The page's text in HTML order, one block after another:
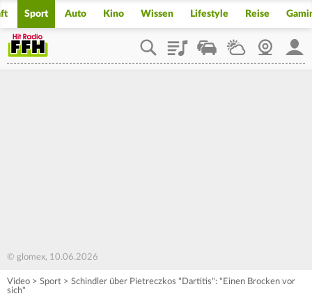
Sport Auto Kino Wissen Lifestyle Reise
PlaylistStaupilotWetterWebcam
© glomex, 10.06.2026
Video > Sport > Schindler über Pietreczkos "Dartitis": "Einen Brocken vor
sich"